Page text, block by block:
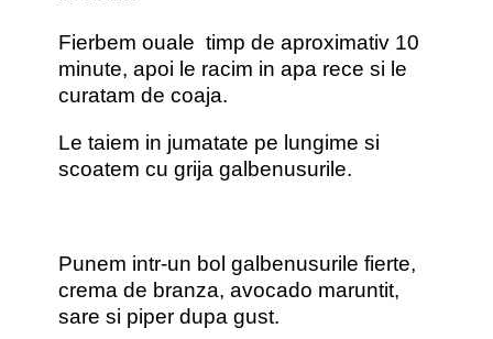
Fierbem ouale timp de aproximativ 10
minute, apoi le racim in apa rece si le
curatam de coaja.
Le taiem in jumatate pe lungime si
scoatem cu grija galbenusurile.
Punem intr-un bol galbenusurile fierte,
crema de branza, avocado maruntit,
sare si piper dupa gust.